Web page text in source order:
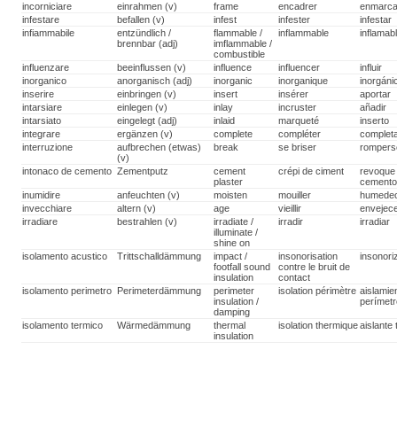
incorniciare
einrahmen (v) frame encadrer
infestare
befallen (v) infest infester
infestar
infiammabile
entzündlich /
brennbar (adj)
flammable /
imflammable /
combustible
inflammable
influenzare beeinflussen (v) influence influencer
influir
inorganico
anorganisch (adj) inorganic inorganique
inserire
einbringen (v) insert insérer
aportar
intarsiare
einlegen (v) inlay incruster
añadir
intarsiato
eingelegt (adj) inlaid marqueté
inserto
integrare
ergänzen (v) complete compléter
interruzione
aufbrechen (etwas)
(v)
break se briser
intonaco de cemento Zementputz
cement
plaster
crépi de ciment
revoque
cemento
inumidire
anfeuchten (v) moisten mouiller
invecchiare
altern (v) age vieillir
irradiare
bestrahlen (v)
irradiate /
illuminate /
shine on
irradir irradiar
isolamento acustico Trittschalldämmung
impact /
footfall sound
insulation
insonorisation
contre le bruit de
contact
isolamento perimetro Perimeterdämmung
perimeter
insulation /
damping
isolation périmètre
isolamento termico Wärmedämmung
thermal
insulation
isolation thermique aislante